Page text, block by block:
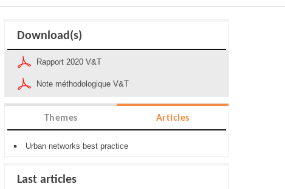
Download(s)
Rapport 2020 V&T
Note méthodologique V&T
Themes Articles
Urban networks best practice
Last articles